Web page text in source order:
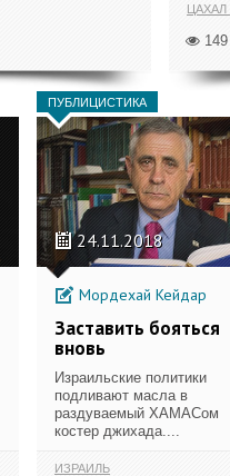
ЦАХАЛ
149
ПУБЛИЦИСТИКА
24.11.2018
Мордехай Кейдар
Заставить бояться
вновь
Израильские политики
подливают масла в
раздуваемый ХАМАСом
костер джихада....
ИЗРАИЛЬ